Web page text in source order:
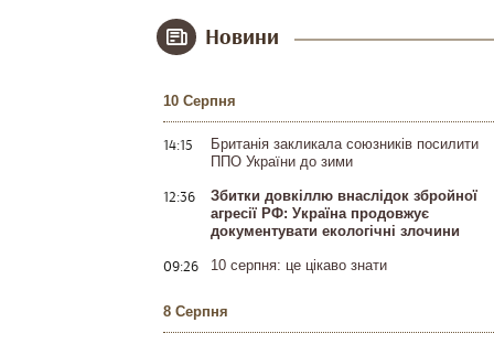
Новини
10 Серпня
14:15
Британія закликала союзників посилити
ППО України до зими
12:36
Збитки довкіллю внаслідок збройної
агресії РФ: Україна продовжує
документувати екологічні злочини
09:26 10 серпня: це цікаво знати
8 Серпня